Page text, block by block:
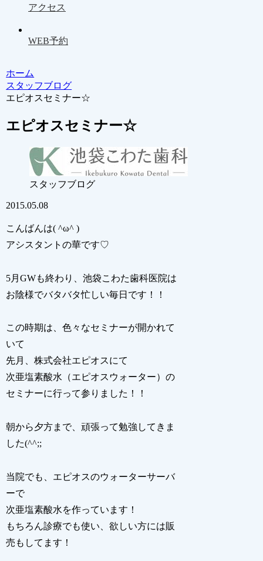
アクセス
WEB予約
ホーム
スタッフブログ
エピオスセミナー☆
エピオスセミナー☆
スタッフブログ
2015.05.08
こんばんは( ^ω^ )
アシスタントの華です♡
5月GWも終わり、池袋こわた歯科医院は
お陰様でバタバタ忙しい毎日です！！
この時期は、色々なセミナーが開かれて
いて
先月、株式会社エピオスにて
次亜塩素酸水（エピオスウォーター）の
セミナーに行って参りました！！
朝から夕方まで、頑張って勉強してきま
した(^^;;
当院でも、エピオスのウォーターサーバ
ーで
次亜塩素酸水を作っています！
もちろん診療でも使い、欲しい方には販
売もしてます！